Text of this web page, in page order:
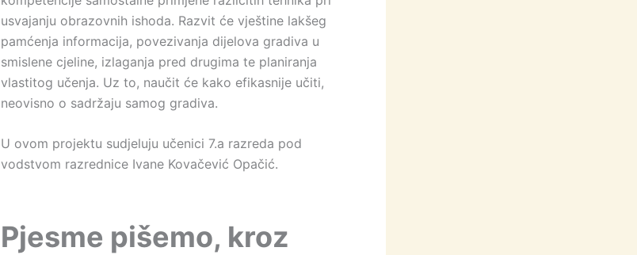
usvajanju obrazovnih ishoda. Razvit će vještine lakšeg
pamćenja informacija, povezivanja dijelova gradiva u
smislene cjeline, izlaganja pred drugima te planiranja
vlastitog učenja. Uz to, naučit će kako efikasnije učiti,
neovisno o sadržaju samog gradiva.
U ovom projektu sudjeluju učenici 7.a razreda pod
vodstvom razrednice Ivane Kovačević Opačić.
Pjesme pišemo, kroz